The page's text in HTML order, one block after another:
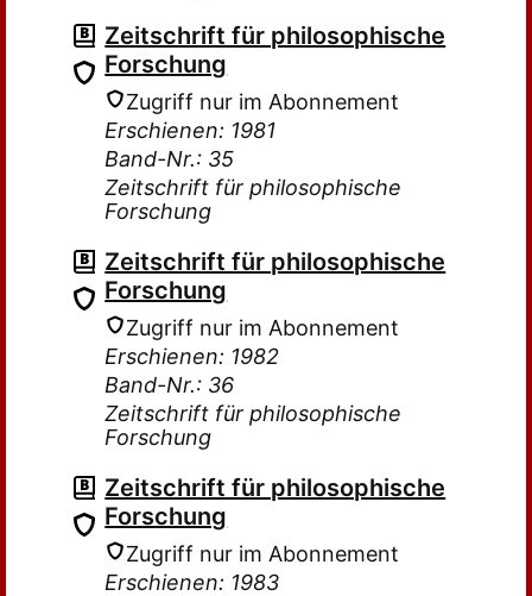
Zeitschrift für philosophische
Forschung
Zugriff nur im Abonnement
Erschienen: 1981
Band-Nr.: 35
Zeitschrift für philosophische
Forschung
Zeitschrift für philosophische
Forschung
Zugriff nur im Abonnement
Erschienen: 1982
Band-Nr.: 36
Zeitschrift für philosophische
Forschung
Zeitschrift für philosophische
Forschung
Zugriff nur im Abonnement
Erschienen: 1983